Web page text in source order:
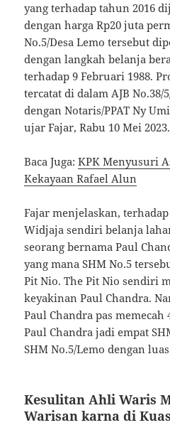
yang terhadap tahun 2016
dengan harga Rp20 juta
No.5/Desa Lemo tersebut
dengan langkah belanja
terhadap 9 Februari 1988.
tercatat di dalam AJB No.38/
dengan Notaris/PPAT Ny
ujar Fajar, Rabu 10 Mei 2023.
Baca Juga:KPK Menyusuri
Kekayaan Rafael Alun
Fajar menjelaskan,
Widjaja sendiri belanja
seorang bernama Paul
yang mana SHM No.5
Pit Nio. The Pit Nio sendiri
keyakinan Paul Chandra.
Paul Chandra pas
Paul Chandra jadi empat
SHM No.5/Lemo dengan
Kesulitan Ahli Waris
Warisan karna di